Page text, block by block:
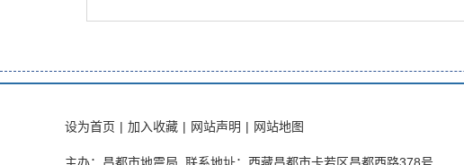
设为首页 | 加入收藏 | 网站声明 | 网站地图